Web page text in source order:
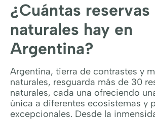
¿Cuántas reservas
naturales hay en
Argentina?
Argentina, tierra de contrastes y
naturales, resguarda más de 30
naturales, cada una ofreciendo
única a diferentes ecosistemas y
excepcionales. Desde la